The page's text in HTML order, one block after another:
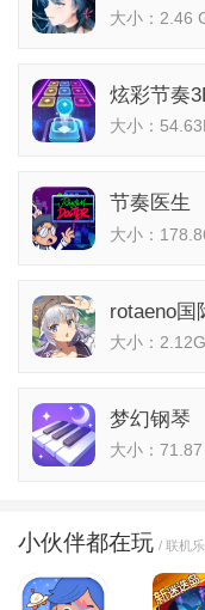
大小：2.46
炫彩节奏
大小：
节奏医生
大小：
rotaeno国
大小：2.12G
梦幻钢琴
大小：
小伙伴都在玩 / 联机